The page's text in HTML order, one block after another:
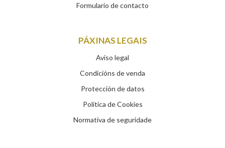
Formulario de contacto
PÁXINAS LEGAIS
Aviso legal
Condicións de venda
Protección de datos
Política de Cookies
Normativa de seguridade